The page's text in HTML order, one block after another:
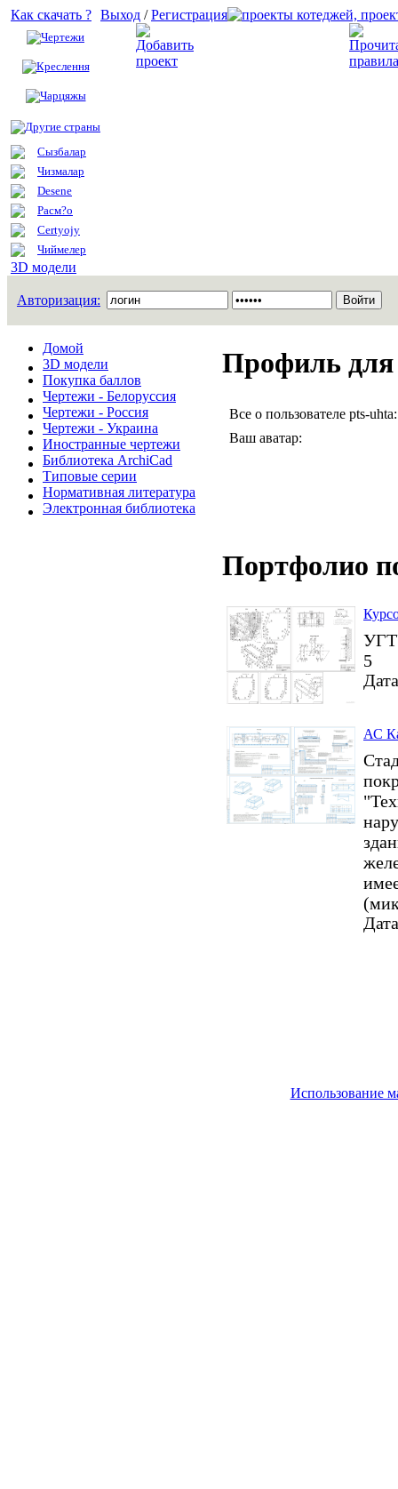
Как скачать ?
Чертежи
Креслення
Чарцяжы
Другие страны
Сызбалар
Чизмалар
Desene
Расм?о
Certyojy
Чиймелер
3D модели
Выход /Регистрация
Авторизация:
Домой
3D модели
Покупка баллов
Чертежи - Белоруссия
Чертежи - Россия
Чертежи - Украина
Иностранные чертежи
Библиотека ArchiCad
Типовые серии
Нормативная литература
Электронная библиотека
Профиль
Все о пользователе pts-uhta:
Ваш аватар:
Портфолио
5
АС
Использование